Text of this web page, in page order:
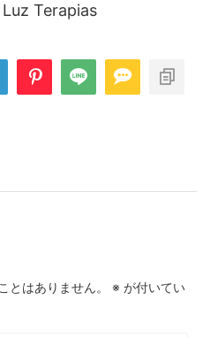
Terapias
とはありません。 ※ が付いてい